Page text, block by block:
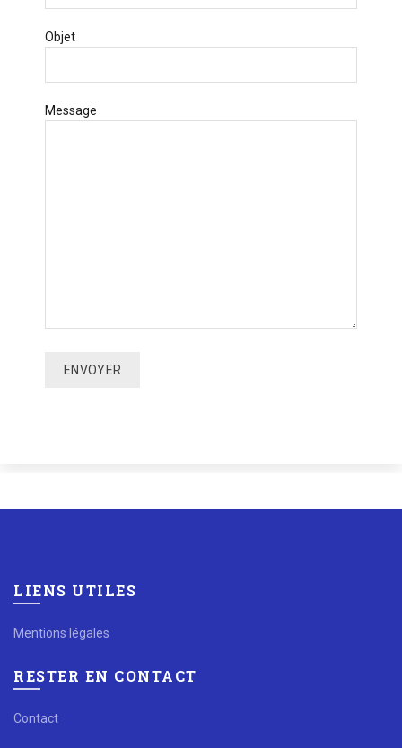
Objet
Message
LIENS UTILES
Mentions légales
RESTER EN CONTACT
Contact